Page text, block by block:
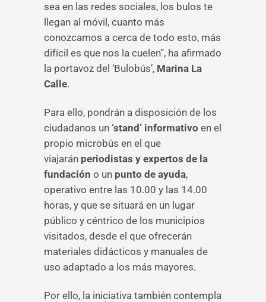
sea en las redes sociales, los bulos te
llegan al móvil, cuanto más
conozcamos a cerca de todo esto, más
difícil es que nos la cuelen”, ha afirmado
la portavoz del ‘Bulobús’, Marina La
Calle.
Para ello, pondrán a disposición de los
ciudadanos un ‘stand’ informativo en el
propio microbús en el que
viajarán periodistas y expertos de la
fundación o un punto de ayuda,
operativo entre las 10.00 y las 14.00
horas, y que se situará en un lugar
público y céntrico de los municipios
visitados, desde el que ofrecerán
materiales didácticos y manuales de
uso adaptado a los más mayores.
Por ello, la iniciativa también contempla